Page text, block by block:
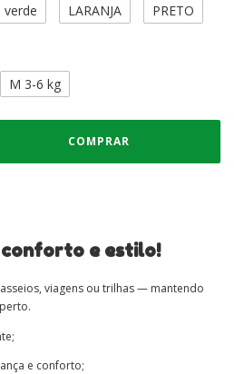
verde LARANJA PRETO
M 3-6 kg
conforto e estilo!
viagens ou trilhas — mantendo
e conforto;